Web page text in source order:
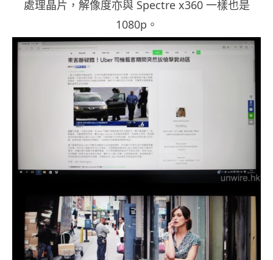
處理晶片，解像度亦與 Spectre x360 一樣也是
1080p。